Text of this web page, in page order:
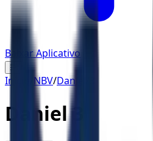
Baixar Aplicativo
☰
Início NBV/Daniel
Daniel 3